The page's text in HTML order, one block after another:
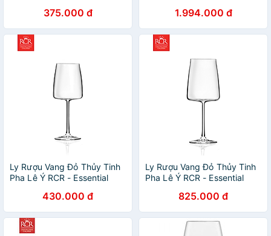
375.000 đ
RCR - Aria Set 3pcs
1.994.000 đ
Ly Rượu Vang Đỏ Thủy Tinh
Pha Lê Ý RCR - Essential
430.000 đ
Ly Rượu Vang Đỏ Thủy Tinh
Pha Lê Ý RCR - Essential
825.000 đ